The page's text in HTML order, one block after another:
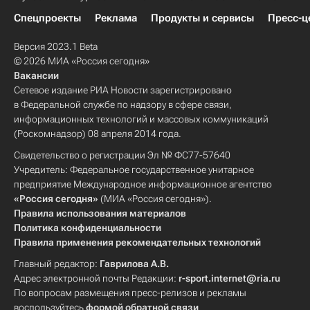
Спецпроекты
Реклама Продукты и сервисы Пресс-
Версия 2023.1 Beta
© 2026 МИА «Россия сегодня»
Вакансии
Сетевое издание РИА Новости зарегистрировано
в Федеральной службе по надзору в сфере связи,
информационных технологий и массовых коммуникаций
(Роскомнадзор) 08 апреля 2014 года.
Свидетельство о регистрации Эл № ФС77-57640
Учредитель: Федеральное государственное унитарное
предприятие Международное информационное агентство
«Россия сегодня» (МИА «Россия сегодня»).
Правила использования материалов
Политика конфиденциальности
Правила применения рекомендательных технологий
Главный редактор: Гаврилова А.В.
Адрес электронной почты Редакции: r-sport.internet@ria.ru
По вопросам размещения пресс-релизов и рекламы
воспользуйтесьформой обратной связи